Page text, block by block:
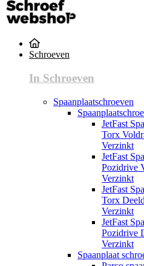
Schroeven
In Schroeven
Spaanplaatschroeven
JetFast
Torx
Verzinkt
JetFast
Pozidrive
Verzinkt
JetFast
Torx
Verzinkt
JetFast
Pozidrive
Verzinkt
Spaanplaat